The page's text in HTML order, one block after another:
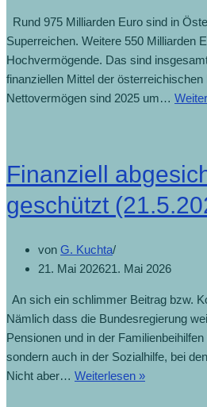
Rund 975 Milliarden Euro sind in
Superreichen. Weitere 550 Milliarden
Hochvermögende. Das sind
finanziellen Mittel der
Nettovermögen sind 2025 um…
Finanziell
geschützt
von G. Kuchta
21. Mai 202621. Mai 2026
An sich ein schlimmer Beitrag bzw.
Nämlich dass die Bundesregierung
Pensionen und in der
sondern auch in der Sozialhilfe, bei
Nicht aber… Weiterlesen »